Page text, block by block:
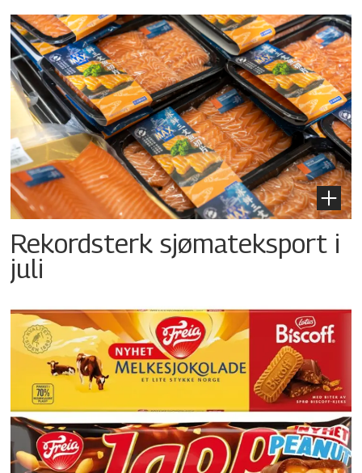
Rekordsterk sjømateksport i
juli